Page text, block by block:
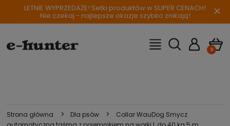
LETNIE WYPRZEDAŻE! Setki produktów w SUPER CENACH!
Nie czekaj - najlepsze okazje szybko znikają! ×
Strona główna > Dla psów >
Collar WauDog Smycz